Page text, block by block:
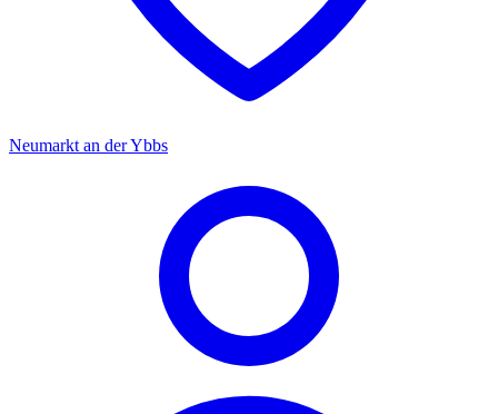
Neumarkt an der Ybbs